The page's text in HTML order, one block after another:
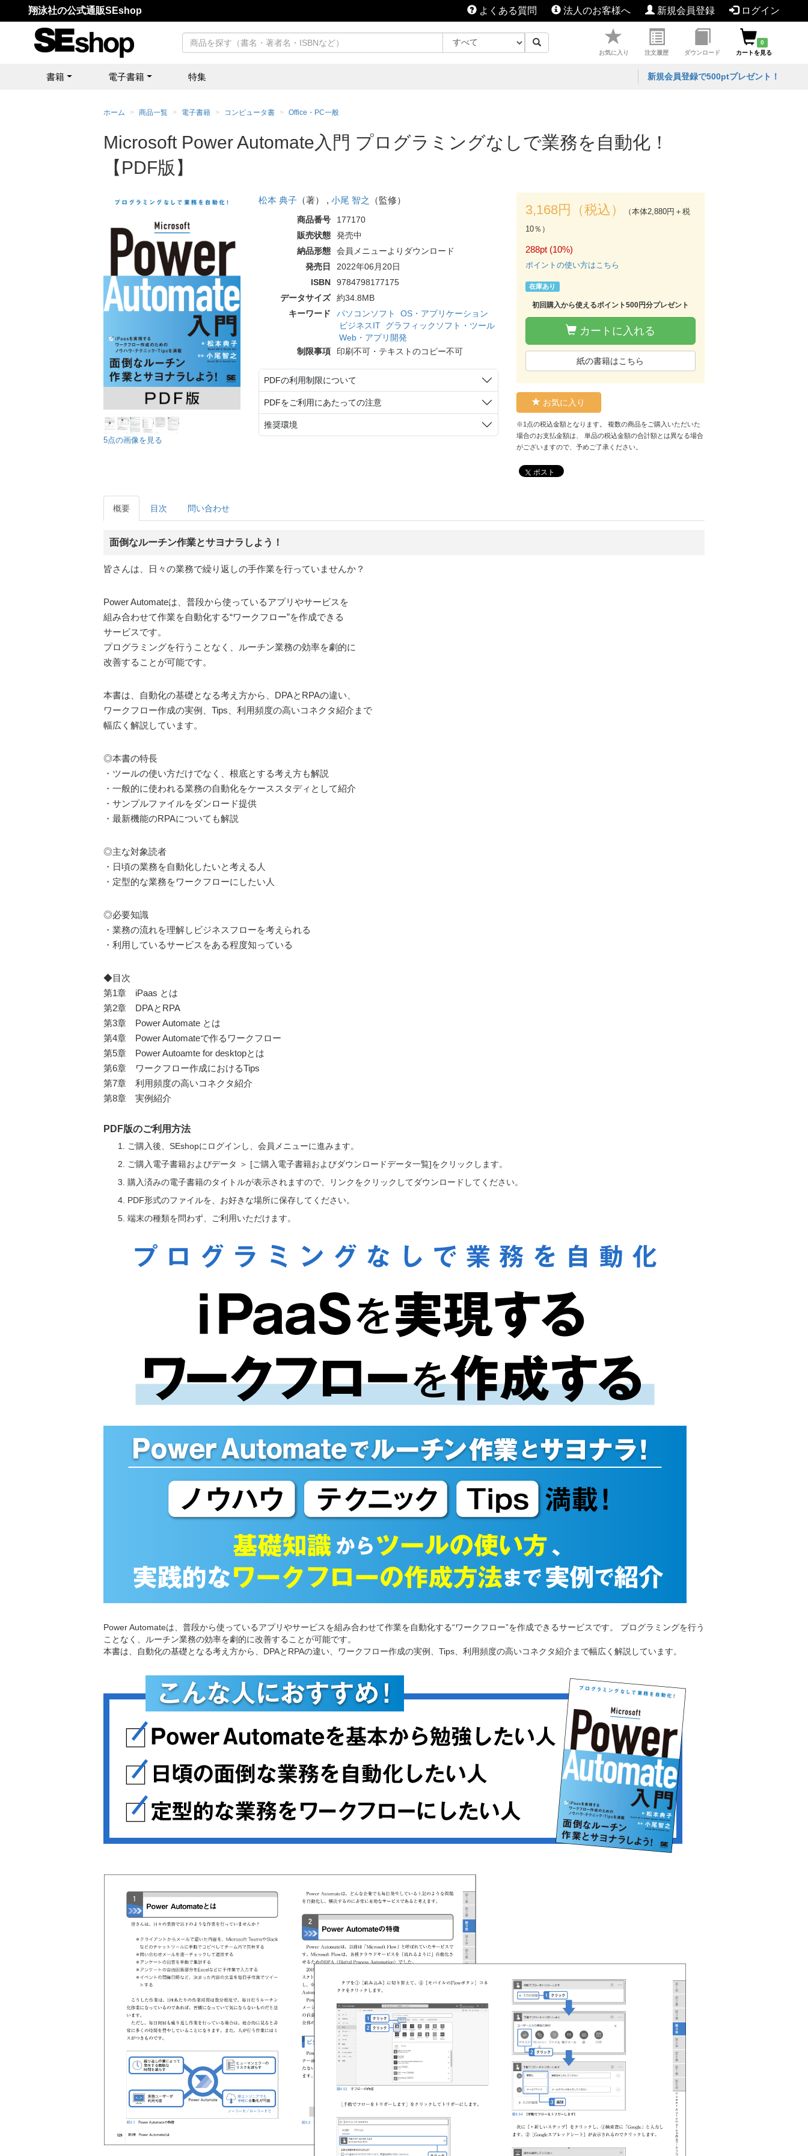
翔泳社の公式通販SEshop よくある質問 法人のお客様へ 新規会員登録 ログイン
お気に入り 注文履歴 ダウンロード
0
カートを見る
書籍 電子書籍 特集 新規会員登録で500ptプレゼント！
ホーム 商品一覧 電子書籍 コンピュータ書 Office・PC一般
Microsoft Power Automate入門 プログラミングなしで業務を自動化！
【PDF版】
5点の画像を見る
松本 典子（著） , 小尾 智之 （監修）
商品番号
177170
販売状態
発売中
納品形態
会員メニューよりダウンロード
発売日
2022年06月20日
ISBN
9784798177175
データサイズ
約34.8MB
キーワード
パソコンソフト
OS・アプリケーション
ビジネスIT グラフィックソフト・ツール
Web・アプリ開発
制限事項
印刷不可・テキストのコピー不可
PDFの利用制限について
PDFをご利用にあたっての注意
推奨環境
3,168円（税込）
（本体2,880円＋税
10％）
288pt (10%)
ポイントの使い方はこちら
在庫あり
初回購入から使えるポイント500円分プレゼント
カートに入れる
紙の書籍はこちら
お気に入り
※1点の税込金額となります。 複数の商品をご購入いただいた
場合のお支払金額は、 単品の税込金額の合計額とは異なる場合
がございますので、予めご了承ください。
ポスト
概要 目次 問い合わせ
面倒なルーチン作業とサヨナラしよう！
皆さんは、日々の業務で繰り返しの手作業を行っていませんか？
Power Automateは、普段から使っているアプリやサービスを
組み合わせて作業を自動化する“ワークフロー”を作成できる
サービスです。
プログラミングを行うことなく、ルーチン業務の効率を劇的に
改善することが可能です。
本書は、自動化の基礎となる考え方から、DPAとRPAの違い、
ワークフロー作成の実例、Tips、利用頻度の高いコネクタ紹介まで
幅広く解説しています。
◎本書の特長
・ツールの使い方だけでなく、根底とする考え方も解説
・一般的に使われる業務の自動化をケーススタディとして紹介
・サンプルファイルをダンロード提供
・最新機能のRPAについても解説
◎主な対象読者
・日頃の業務を自動化したいと考える人
・定型的な業務をワークフローにしたい人
◎必要知識
・業務の流れを理解しビジネスフローを考えられる
・利用しているサービスをある程度知っている
◆目次
第1章 iPaas とは
第2章 DPAとRPA
第3章 Power Automate とは
第4章 Power Automateで作るワークフロー
第5章 Power Autoamte for desktopとは
第6章 ワークフロー作成におけるTips
第7章 利用頻度の高いコネクタ紹介
第8章 実例紹介
PDF版のご利用方法
ご購入後、SEshopにログインし、会員メニューに進みます。
ご購入電子書籍およびデータ ＞ [ご購入電子書籍およびダウンロードデータ一覧]をクリックします。
購入済みの電子書籍のタイトルが表示されますので、リンクをクリックしてダウンロードしてください。
PDF形式のファイルを、お好きな場所に保存してください。
端末の種類を問わず、ご利用いただけます。
Power Automateは、普段から使っているアプリやサービスを組み合わせて作業を自動化する“ワークフロー”を作成できるサービスです。 プログラミングを行う
ことなく、ルーチン業務の効率を劇的に改善することが可能です。
本書は、自動化の基礎となる考え方から、DPAとRPAの違い、ワークフロー作成の実例、Tips、利用頻度の高いコネクタ紹介まで幅広く解説しています。